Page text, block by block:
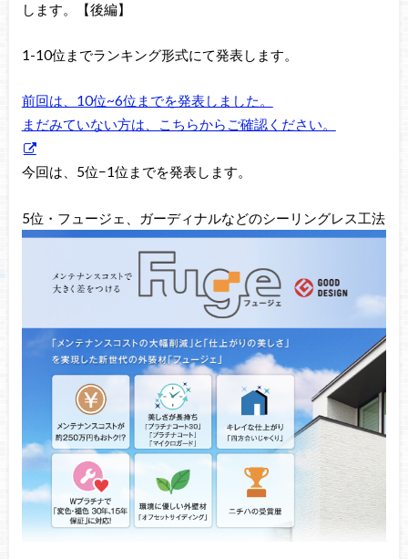
します。【後編】
1-10位までランキング形式にて発表します。
前回は、10位~6位までを発表しました。
まだみていない方は、こちらからご確認ください。
今回は、5位−1位までを発表します。
5位・フュージェ、ガーディナルなどのシーリングレス工法